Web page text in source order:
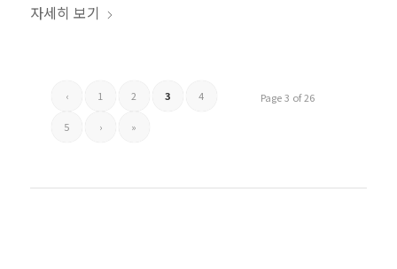
자세히 보기
Page 3 of 26
‹ 1 2 3 4
5 › »